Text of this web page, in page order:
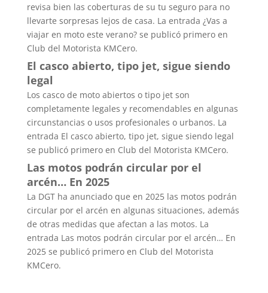
revisa bien las coberturas de su tu seguro para no
llevarte sorpresas lejos de casa. La entrada ¿Vas a
viajar en moto este verano? se publicó primero en
Club del Motorista KMCero.
El casco abierto, tipo jet, sigue siendo
legal
Los casco de moto abiertos o tipo jet son
completamente legales y recomendables en algunas
circunstancias o usos profesionales o urbanos. La
entrada El casco abierto, tipo jet, sigue siendo legal
se publicó primero en Club del Motorista KMCero.
Las motos podrán circular por el
arcén… En 2025
La DGT ha anunciado que en 2025 las motos podrán
circular por el arcén en algunas situaciones, además
de otras medidas que afectan a las motos. La
entrada Las motos podrán circular por el arcén… En
2025 se publicó primero en Club del Motorista
KMCero.